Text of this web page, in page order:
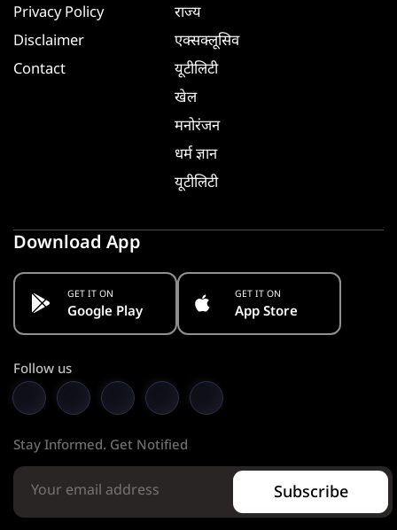
Privacy Policy
Disclaimer
Contact
राज्य
एक्सक्लूसिव
यूटीलिटी
खेल
मनोरंजन
धर्म ज्ञान
यूटीलिटी
Download App
GET IT ON
Google Play
GET IT ON
App Store
Follow us
Stay Informed. Get Notified
Subscribe